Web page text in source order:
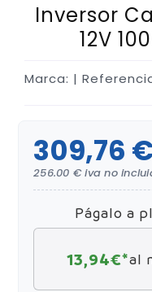
Inversor
12V
Marca: |
309,76
256.00 € iva no
Págalo a
13,94€*al